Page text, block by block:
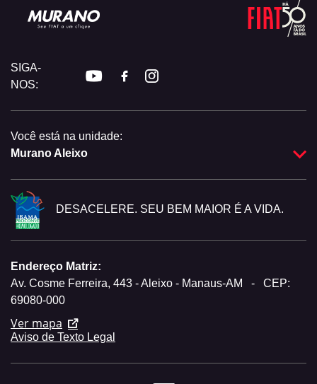
SIGA-
NOS:
Você está na unidade:
Murano Aleixo
DESACELERE. SEU BEM MAIOR É A VIDA.
Endereço Matriz:
Av. Cosme Ferreira, 443 - Aleixo - Manaus-AM
-
CEP:
69080-000
Ver mapa
Aviso de Texto Legal